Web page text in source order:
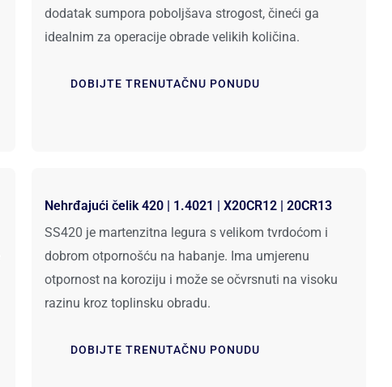
dodatak sumpora poboljšava strogost, čineći ga
idealnim za operacije obrade velikih količina.
DOBIJTE TRENUTAČNU PONUDU
Nehrđajući čelik 420 | 1.4021 | X20CR12 | 20CR13
SS420 je martenzitna legura s velikom tvrdoćom i
dobrom otpornošću na habanje. Ima umjerenu
otpornost na koroziju i može se očvrsnuti na visoku
razinu kroz toplinsku obradu.
DOBIJTE TRENUTAČNU PONUDU